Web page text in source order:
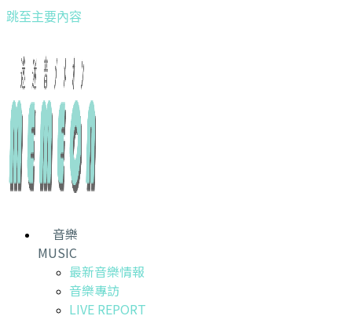
跳至主要內容
音樂
MUSIC
最新音樂情報
音樂專訪
LIVE REPORT